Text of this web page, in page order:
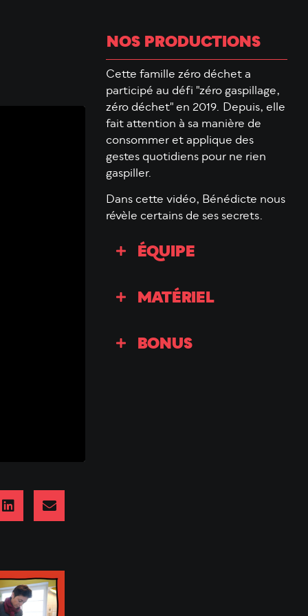
NOS PRODUCTIONS
Cette famille zéro déchet a
participé au défi "zéro gaspillage,
zéro déchet" en 2019. Depuis, elle
fait attention à sa manière de
consommer et applique des
gestes quotidiens pour ne rien
gaspiller.
Dans cette vidéo, Bénédicte nous
révèle certains de ses secrets.
ÉQUIPE
MATÉRIEL
BONUS